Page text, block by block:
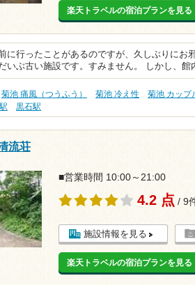
楽天トラベルの宿泊プランを見る
に行ったことがあるのですが、久しぶりにお
いぶ古い施設です。すみません。 しかし、
菊池 痛風（つうふう） 菊池 冷え性 菊池 カップ
黒石駅
流荘
■営業時間 10:00～21:00
4.2 点 / 9
施設情報を見る
楽天トラベルの宿泊プランを見る